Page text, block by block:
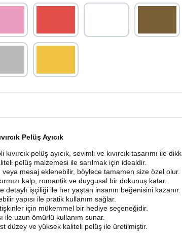
Pelüş Ayıcık
kıvırcık pelüş ayıcık, sevimli ve kıvırcık tasarımı ile
pelüş malzemesi ile sarılmak için idealdir.
veya mesaj eklenebilir, böylece tamamen size özel olur.
kalp, romantik ve duygusal bir dokunuş katar.
detaylı işçiliği ile her yaştan insanın beğenisini kazanır.
yapısı ile pratik kullanım sağlar.
için mükemmel bir hediye seçeneğidir.
ile uzun ömürlü kullanım sunar.
düzey ve yüksek kaliteli pelüş ile üretilmiştir.